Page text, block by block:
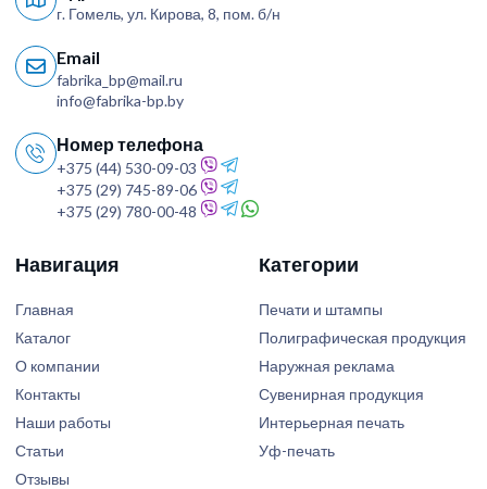
г. Гомель, ул. Кирова, 8, пом. б/н
Email
fabrika_bp@mail.ru
info@fabrika-bp.by
Номер телефона
+375 (44) 530-09-03
+375 (29) 745-89-06
+375 (29) 780-00-48
Навигация
Главная
Каталог
О компании
Контакты
Наши работы
Статьи
Отзывы
Категории
Печати и штампы
Полиграфическая продукция
Наружная реклама
Сувенирная продукция
Интерьерная печать
Уф-печать